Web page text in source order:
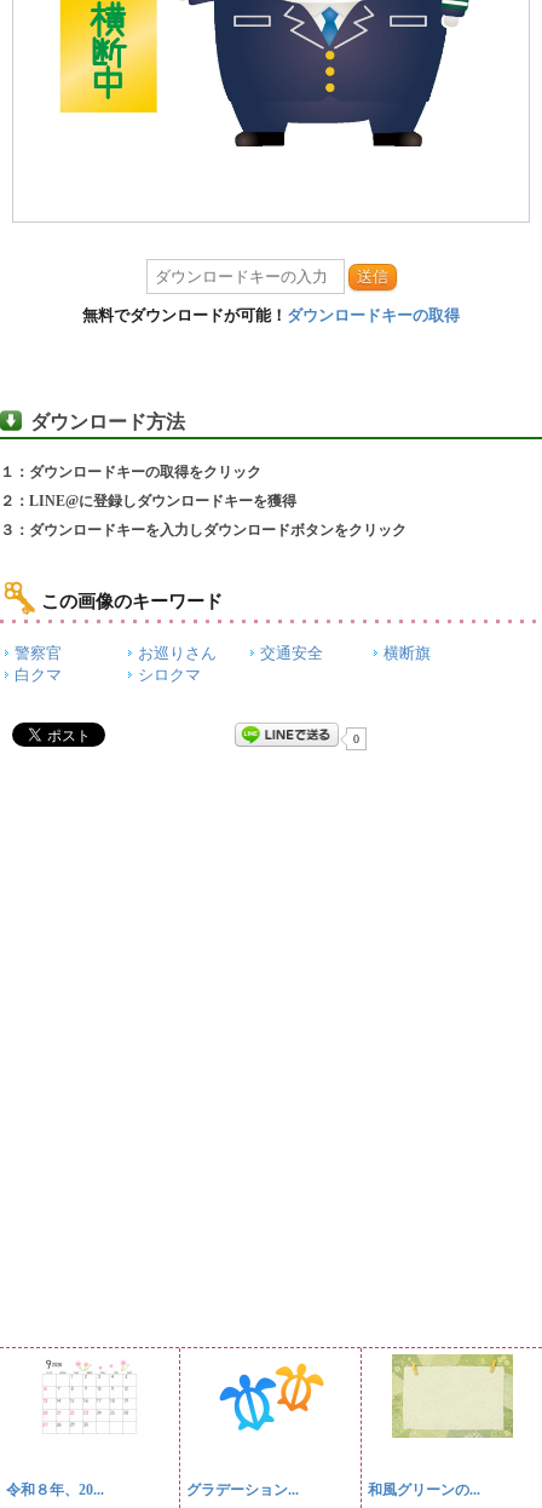
送信
無料でダウンロードが可能！ ダウンロードキーの取得
ダウンロード方法
１：ダウンロードキーの取得をクリック
２：LINE@に登録しダウンロードキーを獲得
３：ダウンロードキーを入力しダウンロードボタンをクリック
この画像のキーワード
警察官 お巡りさん 交通安全
横断旗
白クマ
シロクマ
0
令和８年、20... グラデーション... 和風グリーンの...